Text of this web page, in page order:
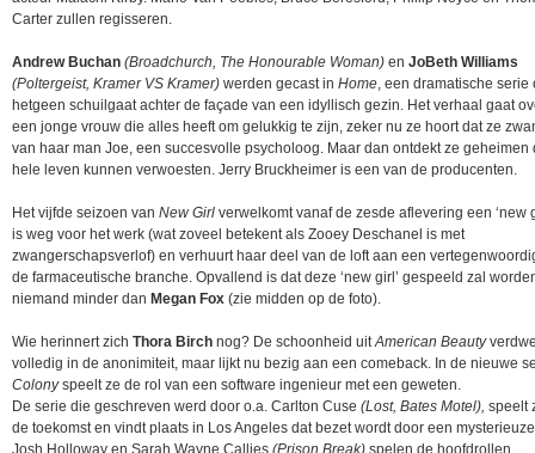
Carter zullen regisseren.
Andrew Buchan (Broadchurch, The Honourable Woman) en JoBeth Williams
(Poltergeist, Kramer VS Kramer) werden gecast in Home, een dramatische serie
hetgeen schuilgaat achter de façade van een idyllisch gezin. Het verhaal gaat
een jonge vrouw die alles heeft om gelukkig te zijn, zeker nu ze hoort dat ze
van haar man Joe, een succesvolle psycholoog. Maar dan ontdekt ze geheimen
hele leven kunnen verwoesten. Jerry Bruckheimer is een van de producenten.
Het vijfde seizoen van New Girl verwelkomt vanaf de zesde aflevering een ‘new
is weg voor het werk (wat zoveel betekent als Zooey Deschanel is met
zwangerschapsverlof) en verhuurt haar deel van de loft aan een
de farmaceutische branche. Opvallend is dat deze ‘new girl’ gespeeld zal
niemand minder dan Megan Fox (zie midden op de foto).
Wie herinnert zich Thora Birch nog? De schoonheid uitAmerican Beauty
volledig in de anonimiteit, maar lijkt nu bezig aan een comeback. In de nieuwe
Colonyspeelt ze de rol van een software ingenieur met een geweten.
De serie die geschreven werd door o.a. Carlton Cuse (Lost, Bates Motel), speelt
de toekomst en vindt plaats in Los Angeles dat bezet wordt door een
Josh Holloway en Sarah Wayne Callies (Prison Break) spelen de hoofdrollen.